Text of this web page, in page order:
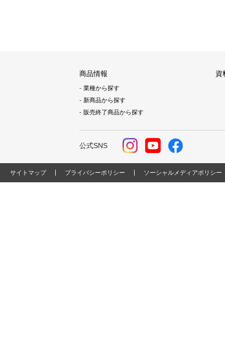
商品情報
業種から探す
新商品から探す
販売終了商品から探す
資
公式SNS
サイトマップ プライバシーポリシー ソーシャルメディアポリシー